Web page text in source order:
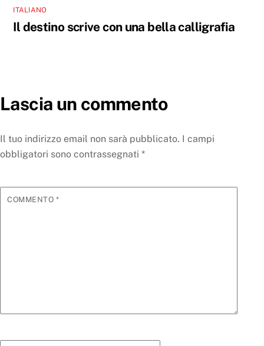
ITALIANO
Il destino scrive con una bella calligrafia
Lascia un commento
Il tuo indirizzo email non sarà pubblicato. I campi
obbligatori sono contrassegnati *
COMMENTO *